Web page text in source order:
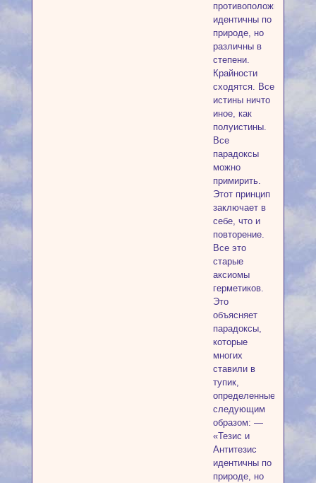
противоположности
идентичны по
природе, но
различны в
степени.
Крайности
сходятся. Все
истины ничто
иное, как
полуистины.
Все
парадоксы
можно
примирить.
Этот принцип
заключает в
себе, что и
повторение.
Все это
старые
аксиомы
герметиков.
Это
объясняет
парадоксы,
которые
многих
ставили в
тупик,
определенные
следующим
образом: —
«Тезис и
Антитезис
идентичны по
природе, но